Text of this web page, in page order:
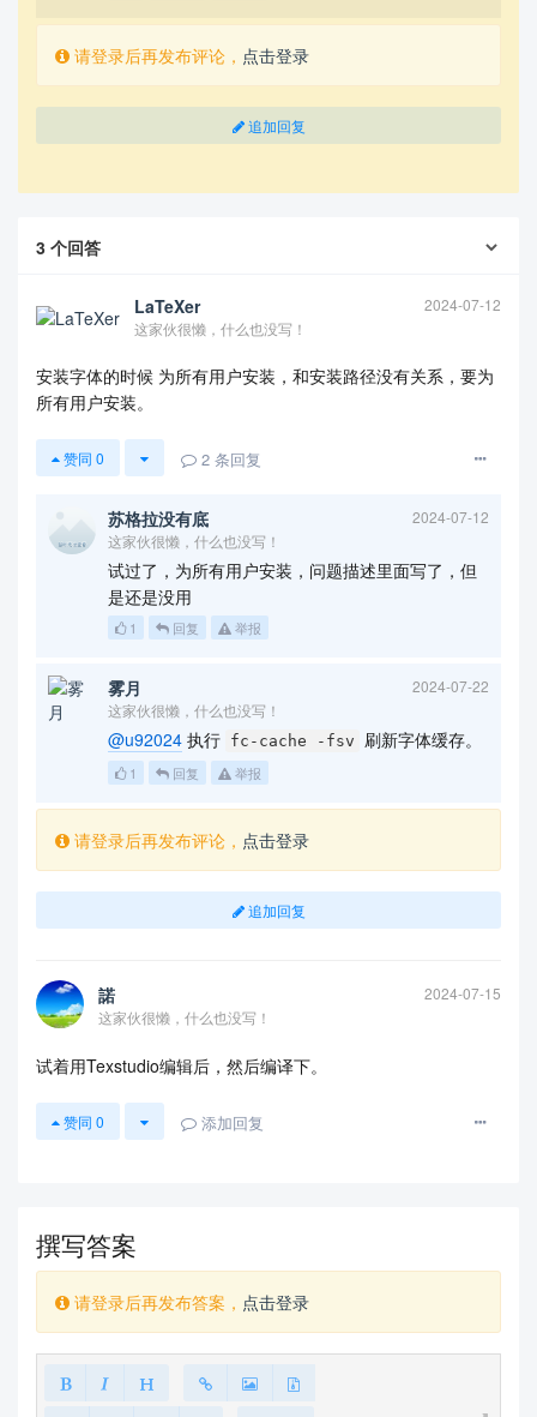
请登录后再发布评论， 点击登录
追加回复
3 个回答
LaTeXer
2024-07-12
这家伙很懒，什么也没写！
安装字体的时候 为所有用户安装，和安装路径没有关系，要为
所有用户安装。
赞同 0 2 条回复
苏格拉没有底
2024-07-12
这家伙很懒，什么也没写！
试过了，为所有用户安装，问题描述里面写了，但
是还是没用
1 回复 举报
雾月
2024-07-22
这家伙很懒，什么也没写！
@u92024 执行 fc-cache -fsv 刷新字体缓存。
1 回复 举报
请登录后再发布评论， 点击登录
追加回复
諾
2024-07-15
这家伙很懒，什么也没写！
试着用Texstudio编辑后，然后编译下。
赞同 0 添加回复
撰写答案
请登录后再发布答案， 点击登录